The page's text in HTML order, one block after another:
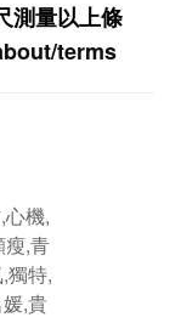
測量以上條
terms